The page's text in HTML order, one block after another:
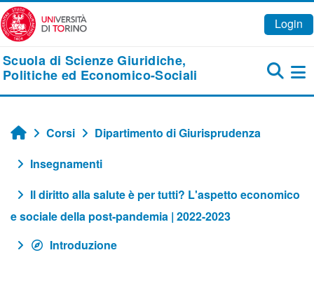
Vai al contenuto principale
Login
Scuola di Scienze Giuridiche,
Politiche ed Economico-Sociali
Home
Corsi
Dipartimento di Giurisprudenza
Insegnamenti
Il diritto alla salute è per tutti? L'aspetto economico
e sociale della post-pandemia | 2022-2023
Introduzione